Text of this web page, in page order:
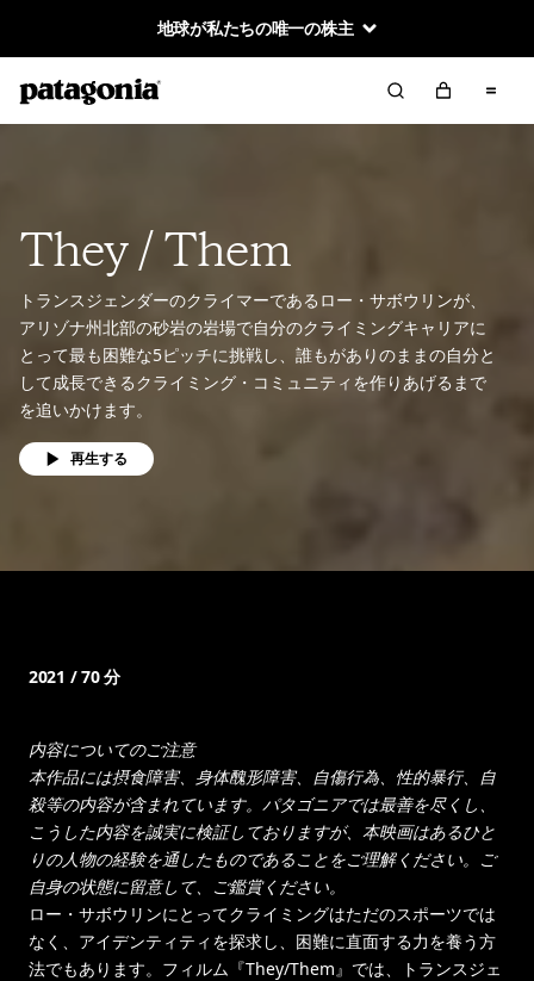
地球が私たちの唯一の株主
They / Them
トランスジェンダーのクライマーであるロー・サボウリンが、
アリゾナ州北部の砂岩の岩場で自分のクライミングキャリアに
とって最も困難な5ピッチに挑戦し、誰もがありのままの自分と
して成長できるクライミング・コミュニティを作りあげるまで
を追いかけます。
再生する
2021 / 70 分
内容についてのご注意
本作品には摂食障害、身体醜形障害、自傷行為、性的暴行、自
殺等の内容が含まれています。パタゴニアでは最善を尽くし、
こうした内容を誠実に検証しておりますが、本映画はあるひと
りの人物の経験を通したものであることをご理解ください。ご
自身の状態に留意して、ご鑑賞ください。
ロー・サボウリンにとってクライミングはただのスポーツでは
なく、アイデンティティを探求し、困難に直面する力を養う方
法でもあります。フィルム『They/Them』では、トランスジェ